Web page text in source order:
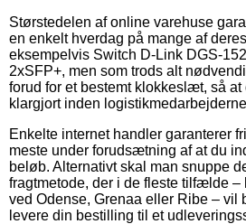
Størstedelen af online varehuse
en enkelt hverdag på mange af
eksempelvis Switch D-Link DGS-
2xSFP+, men som trods alt
forud for et bestemt klokkeslæt, så at
klargjort inden
Enkelte internet handler garanterer
meste under forudsætning af at du
beløb. Alternativt skal man snuppe
fragtmetode, der i de fleste tilfælde –
ved Odense, Grenaa eller Ribe – vil
levere din bestilling til et